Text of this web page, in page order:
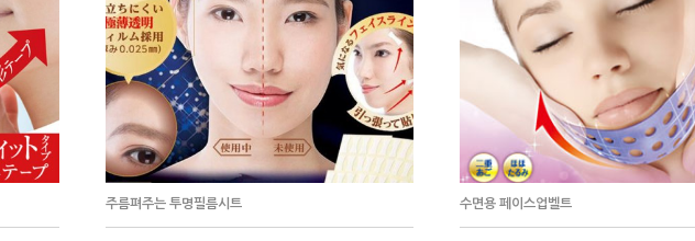
주름펴주는 투명필름시트 수면용 페이스업벨트